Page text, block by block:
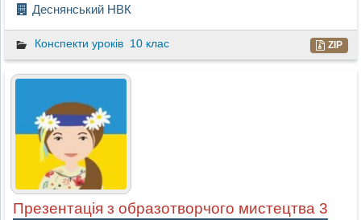
Деснянський НВК
Конспекти уроків 10 клас ZIP
Презентація з образотворчого мистецтва 3